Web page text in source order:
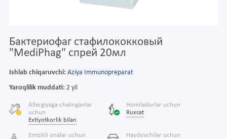
Бактериофаг стафилококковый
"MediPhag" спрей 20мл
Ishlab chiqaruvchi: Aziya Immunopreparat
Yaroqlilik muddati: 2 yil
Allergiyaga chalinganlar
uchun
Extiyotkorlik bilan
Homiladorlar uchun
Ruxsat
Emizikli onalar uchun
Haydovchilar uchun